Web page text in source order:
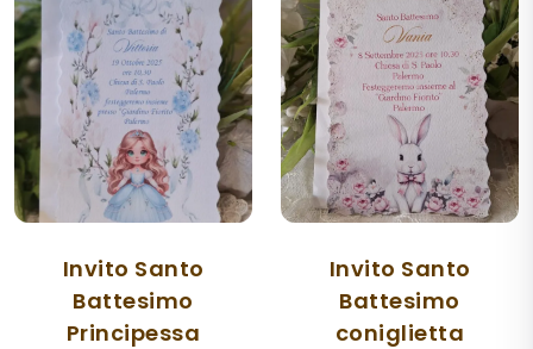
Invito Santo
Battesimo
Principessa
Invito Santo
Battesimo
coniglietta